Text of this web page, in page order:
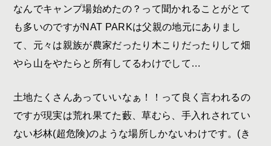
なんでキャンプ場始めたの？って聞かれることがとて
も多いのですがNAT PARKは父親の地元にありまし
て、元々は親族が農家だったり木こりだったりして畑
やら山をやたらと所有してるわけでして…
土地たくさんあっていいなぁ！！って良く言われるの
ですが現実は荒れ果てた藪、草むら、手入れされてい
ない杉林(超危険)のような場所しかないわけです。 (き